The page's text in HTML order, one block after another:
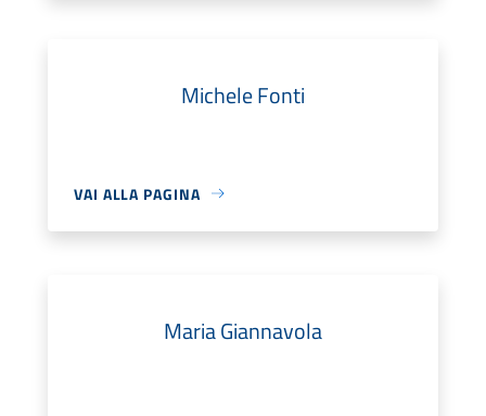
Michele Fonti
VAI ALLA PAGINA
Maria Giannavola